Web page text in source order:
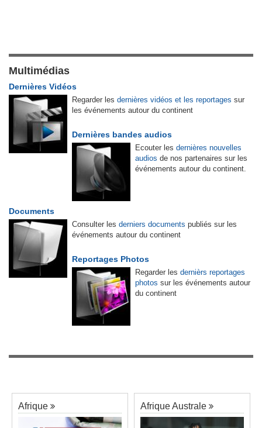
Multimédias
Dernières Vidéos
Regarder les dernières vidéos et les reportages sur
les événements autour du continent
Dernières bandes audios
Ecouter les dernières nouvelles
audios de nos partenaires sur les
événements autour du continent.
Documents
Consulter les derniers documents publiés sur les
événements autour du continent
Reportages Photos
Regarder les dernièrs reportages
photos sur les événements autour
du continent
Afrique Afrique Australe